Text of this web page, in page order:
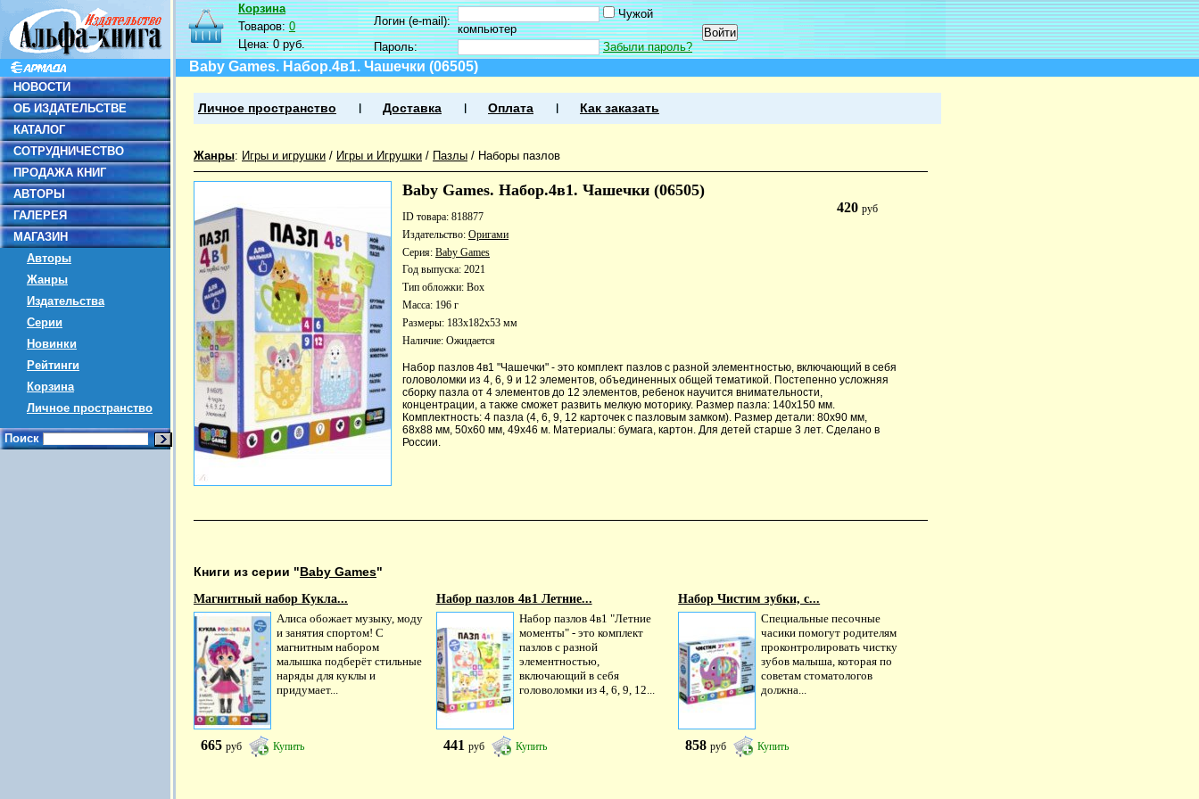
НОВОСТИ
ОБ ИЗДАТЕЛЬСТВЕ
КАТАЛОГ
СОТРУДНИЧЕСТВО
ПРОДАЖА КНИГ
АВТОРЫ
ГАЛЕРЕЯ
МАГАЗИН
Авторы
Жанры
Издательства
Серии
Новинки
Рейтинги
Корзина
Личное пространство
Поиск
Корзина
Товаров:0
Цена:0 руб.
Логин (e-mail):
Чужой
компьютер
Пароль:
Забыли пароль?
Baby Games. Набор.4в1. Чашечки (06505)
Личное пространство Доставка Оплата Как заказать
Жанры: Игры и игрушки / Игры и Игрушки / Пазлы / Наборы пазлов
Baby Games. Набор.4в1. Чашечки (06505)
420руб
ID товара: 818877
Издательство: Оригами
Серия: Baby Games
Год выпуска: 2021
Тип обложки: Box
Масса: 196 г
Размеры: 183x182x53 мм
Наличие: Ожидается
Набор пазлов 4в1 "Чашечки" - это комплект пазлов с разной элементностью, включающий в себя
головоломки из 4, 6, 9 и 12 элементов, объединенных общей тематикой. Постепенно усложняя
сборку пазла от 4 элементов до 12 элементов, ребенок научится внимательности,
концентрации, а также сможет развить мелкую моторику. Размер пазла: 140х150 мм.
Комплектность: 4 пазла (4, 6, 9, 12 карточек с пазловым замком). Размер детали: 80х90 мм,
68х88 мм, 50х60 мм, 49х46 м. Материалы: бумага, картон. Для детей старше 3 лет. Сделано в
России.
Книги из серии "Baby Games"
Магнитный набор Кукла...
Алиса обожает музыку, моду
и занятия спортом! С
магнитным набором
малышка подберёт стильные
наряды для куклы и
придумает...
665 руб Купить
Набор пазлов 4в1 Летние...
Набор пазлов 4в1 "Летние
моменты" - это комплект
пазлов с разной
элементностью,
включающий в себя
головоломки из 4, 6, 9, 12...
441 руб Купить
Набор Чистим зубки, с...
Специальные песочные
часики помогут родителям
проконтролировать чистку
зубов малыша, которая по
советам стоматологов
должна...
858руб Купить